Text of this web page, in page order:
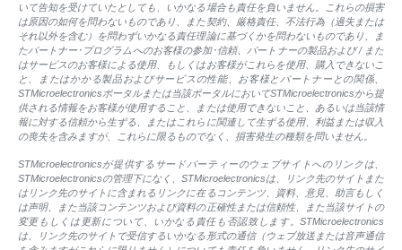
いて告知を受けていたとしても、いかなる場合も責任を負いません。これらの損害
は原因の如何を問わないものであり、また契約、厳格責任、不法行為（過失または
それ以外を含む）を問わずいかなる責任理論に基づくかを問わないものであり、ま
たパートナー･プログラムへのお客様の参加･信頼、パートナーの製品および / また
はサービスのお客様による使用、もしくはお客様がこれらを使用、購入できないこ
と、またはかかる製品およびサービスの性能、お客様とパートナーとの関係、
STMicroelectronicsポータルまたは当該ポータルにおいてSTMicroelectronicsから提
供される情報をお客様が使用すること、または使用できないこと、あるいは当該情
報に対する信頼から生ずる、またはこれらに関連して生ずる使用、利益または収入
の喪失を含みますが、これらに限るものでなく、損害発生の種類を問いません。
STMicroelectronicsが提供するサードパーティーのウェブサイトへのリンクは、
STMicroelectronicsの管理下になく、STMicroelectronicsは、リンク先のサイトまた
はリンク先のサイトに含まれるリンクに在るコンテンツ、資料、意見、助言もしく
は声明、また当該コンテンツおよび資料の正確性または信頼性、また当該サイトの
変更もしくは更新について、いかなる責任も否認致します。STMicroelectronics
は、リンク先のサイトで受信するいかなる形式の通信（ウェブ放送または音声通信